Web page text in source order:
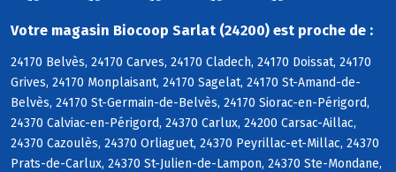
Votre magasin Biocoop Sarlat (24200) est proche de :
24170 Belvès, 24170 Carves, 24170 Cladech, 24170 Doissat, 24170
Grives, 24170 Monplaisant, 24170 Sagelat, 24170 St-Amand-de-
Belvès, 24170 St-Germain-de-Belvès, 24170 Siorac-en-Périgord,
24370 Calviac-en-Périgord, 24370 Carlux, 24200 Carsac-Aillac,
24370 Cazoulès, 24370 Orliaguet, 24370 Peyrillac-et-Millac, 24370
Prats-de-Carlux, 24370 St-Julien-de-Lampon, 24370 Ste-Mondane,